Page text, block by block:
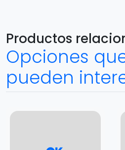
Productos
Opciones
pueden